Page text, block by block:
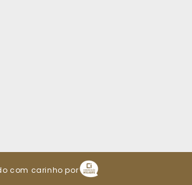
com carinho por